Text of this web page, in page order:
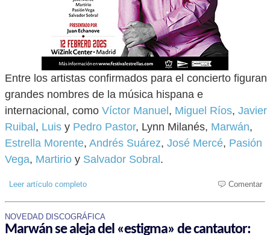
Entre los artistas confirmados para el concierto figuran
grandes nombres de la música hispana e
internacional, como Víctor Manuel , Miguel Ríos, Javier
Ruibal , Luis y Pedro Pastor, Lynn Milanés, Marwán,
Estrella Morente, Andrés Suárez, José Mercé, Pasión
Vega, Martirio y Salvador Sobral .
Leer artículo completo Comentar
NOVEDAD DISCOGRÁFICA
Marwán se aleja del «estigma» de cantautor: